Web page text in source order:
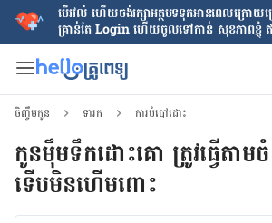
បើរវល់ ហើយចង់​រក្សាអត្ថបទទុកអានពេលក្រោយ​
គ្រាន់តែ​ Login ហើយចូលទៅកាន់ សុខភាពខ្ញុំ
ចិញ្ចឹមកូន ទារក ការបំបៅដោះ
កូនម៉ឹមទឹកដោះគោ ត្រូវធ្វើតាម
ទើបមិនហើមពោះ